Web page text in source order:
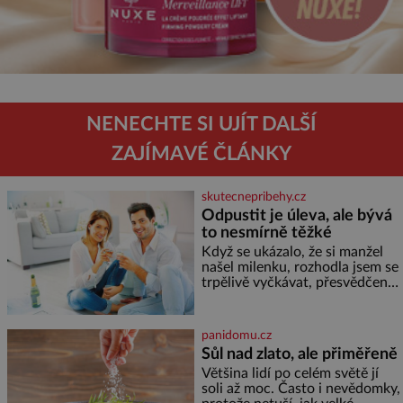
NENECHTE SI UJÍT DALŠÍ
ZAJÍMAVÉ ČLÁNKY
skutecnepribehy.cz
Odpustit je úleva, ale bývá
to nesmírně těžké
Když se ukázalo, že si manžel
našel milenku, rozhodla jsem se
trpělivě vyčkávat, přesvědčena,
nejtěžších věcí na světě. Ale
každý, kdo s tím má nějaké
zkušenosti, se zapřísahá, že
pokud odpustíte, znatelně se
vám uleví. Když se ke mně
panidomu.cz
Sůl nad zlato, ale přiměřeně
Většina lidí po celém světě jí
soli až moc. Často i nevědomky,